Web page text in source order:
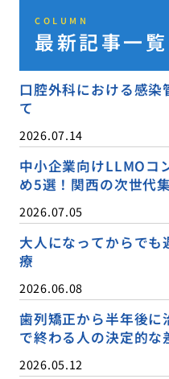
COLUMN
最新記事一覧
口腔外科における感
て
2026.07.14
中小企業向けLLMOコ
め5選！関西の次世代
2026.07.05
大人になってからで
療
2026.06.08
歯列矯正から半年後に
で終わる人の決定的な
2026.05.12